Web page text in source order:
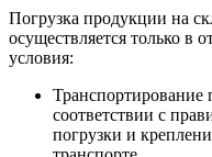
Погрузка продукции на
осуществляется только в
условия:
Транспортирование
соответствии с
погрузки и